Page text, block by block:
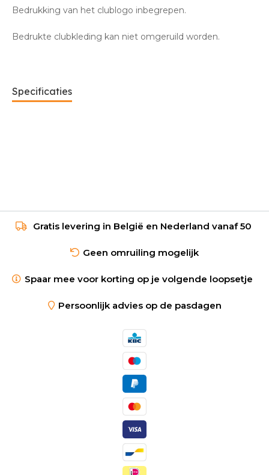
Bedrukking van het clublogo inbegrepen.
Bedrukte clubkleding kan niet omgeruild worden.
Specificaties
Gratis levering in België en Nederland vanaf 50
Geen omruiling mogelijk
Spaar mee voor korting op je volgende loopsetje
Persoonlijk advies op de pasdagen